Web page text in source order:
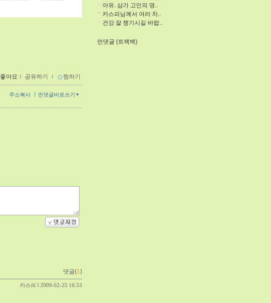
좋아요 ｌ 공유하기 ｌ 찜하기
먼댓글바로쓰기
주소복사
댓글(1)
카스피 l 2009-02-25 16:53
아유. 삼가 고인의 명..
카스피님께서 여러 차..
건강 잘 챙기시길 바랍..
먼댓글 (트랙백)